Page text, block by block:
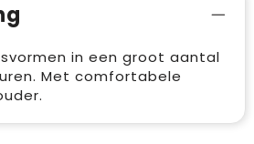
in een groot aantal
Met comfortabele